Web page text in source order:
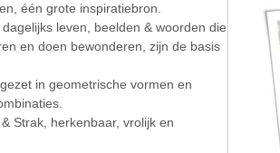
één grote inspiratiebron.
leven, beelden & woorden die
en doen bewonderen, zijn de basis
in geometrische vormen en
Strak, herkenbaar, vrolijk en